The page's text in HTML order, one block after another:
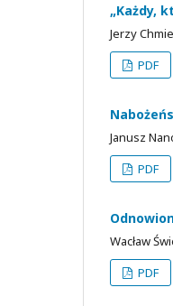
„Każdy,
Jerzy
PDF
Janusz
PDF
Wacław
PDF